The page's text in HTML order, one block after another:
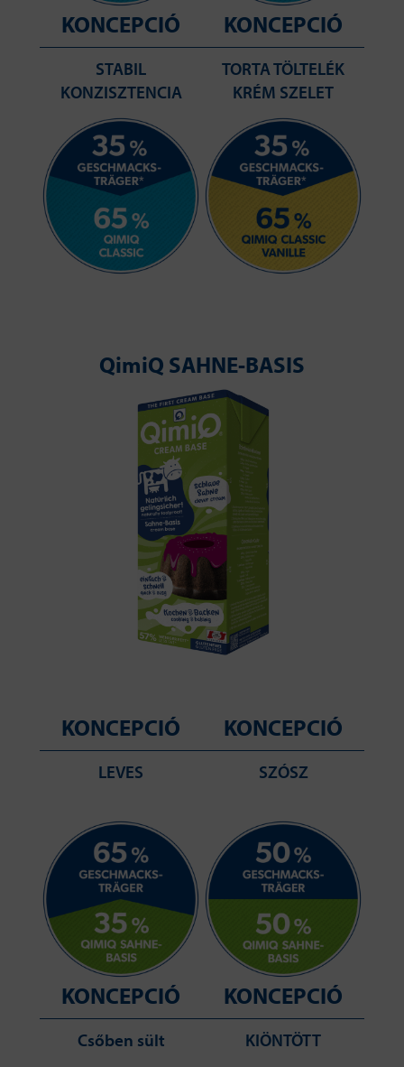
KONCEPCIÓ
STABIL
KONZISZTENCIA
KONCEPCIÓ
TORTA TÖLTELÉK
KRÉM SZELET
QimiQ SAHNE-BASIS
KONCEPCIÓ
LEVES
KONCEPCIÓ
SZÓSZ
KONCEPCIÓ
Csőben sült
KONCEPCIÓ
KIÖNTÖTT